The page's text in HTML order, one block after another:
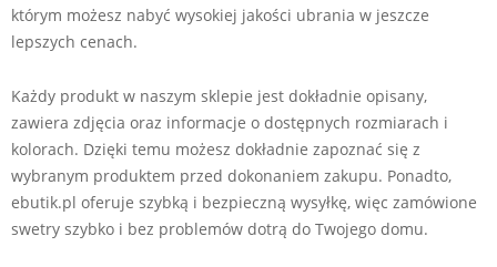
którym możesz nabyć wysokiej jakości ubrania w jeszcze
lepszych cenach.
Każdy produkt w naszym sklepie jest dokładnie opisany,
zawiera zdjęcia oraz informacje o dostępnych rozmiarach i
kolorach. Dzięki temu możesz dokładnie zapoznać się z
wybranym produktem przed dokonaniem zakupu. Ponadto,
ebutik.pl oferuje szybką i bezpieczną wysyłkę, więc zamówione
swetry szybko i bez problemów dotrą do Twojego domu.